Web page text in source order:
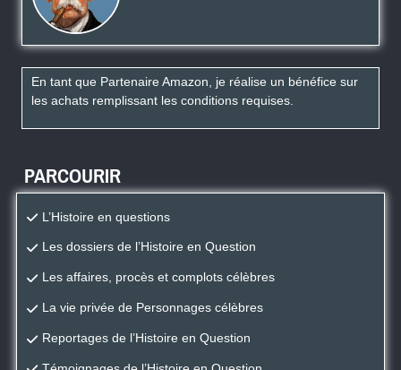
En tant que Partenaire Amazon, je réalise un bénéfice sur
les achats remplissant les conditions requises.
PARCOURIR
L’Histoire en questions
Les dossiers de l’Histoire en Question
Les affaires, procès et complots célèbres
La vie privée de Personnages célèbres
Reportages de l’Histoire en Question